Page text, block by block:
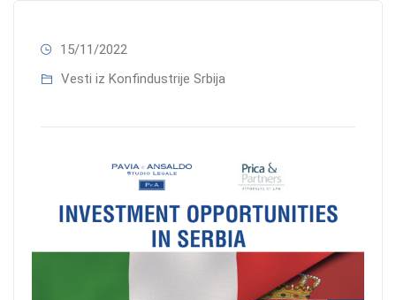
15/11/2022
Vesti iz Konfindustrije Srbija